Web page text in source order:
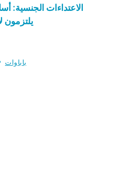
الاعتداءات الجنسية:
يلتزمون
باباوات